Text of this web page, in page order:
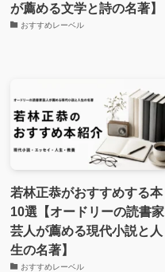
が薦める文学と詩の名著】
おすすめレーベル
若林正恭がおすすめする本
10選【オードリーの読書家
芸人が薦める現代小説と人
生の名著】
おすすめレーベル